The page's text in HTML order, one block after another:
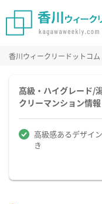
香川ウィークリードットコム
高級・ハイグレード/
クリーマンション情報
高級感あるデザイ
き